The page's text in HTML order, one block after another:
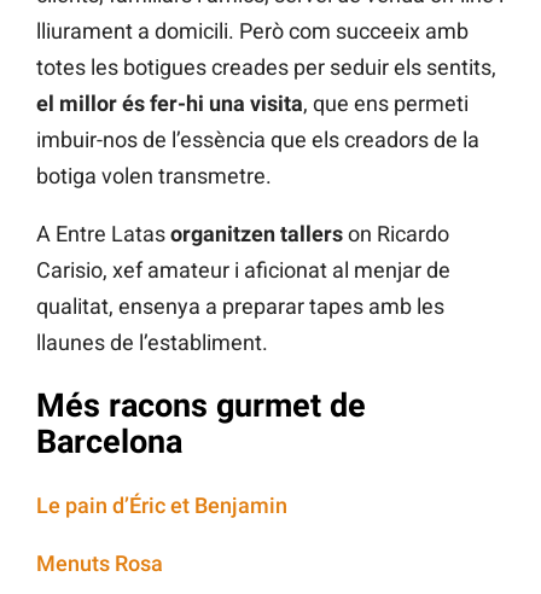
lliurament a domicili. Però com succeeix amb
totes les botigues creades per seduir els sentits,
el millor és fer-hi una visita, que ens permeti
imbuir-nos de l’essència que els creadors de la
botiga volen transmetre.
A Entre Latasorganitzen tallerson Ricardo
Carisio, xef amateur i aficionat al menjar de
qualitat, ensenya a preparar tapes amb les
llaunes de l’establiment.
Més racons gurmet de
Barcelona
Le pain d’Éric et Benjamin
Menuts Rosa